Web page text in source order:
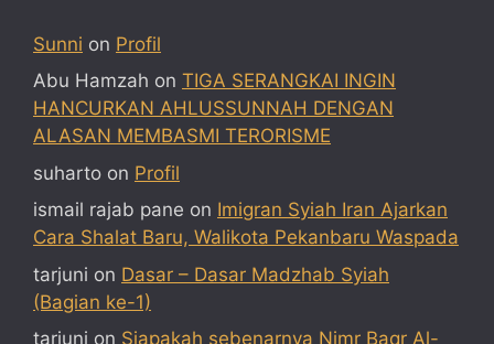
Sunni on Profil
Abu Hamzah on TIGA SERANGKAI INGIN
HANCURKAN AHLUSSUNNAH DENGAN
ALASAN MEMBASMI TERORISME
suharto on Profil
ismail rajab pane on Imigran Syiah Iran Ajarkan
Cara Shalat Baru, Walikota Pekanbaru Waspada
tarjuni on Dasar – Dasar Madzhab Syiah
(Bagian ke-1)
tarjuni on Siapakah sebenarnya Nimr Baqr Al-